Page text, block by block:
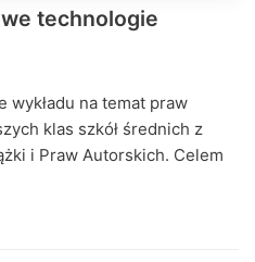
technologie
wykładu na temat praw
klas szkół średnich z
i Praw Autorskich. Celem